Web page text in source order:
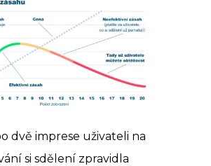
dvě imprese uživateli na
si sdělení zpravidla